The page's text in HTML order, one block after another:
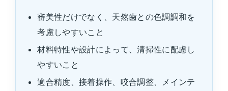
審美性だけでなく、天然歯との色調調和を
考慮しやすいこと
材料特性や設計によって、清掃性に配慮し
やすいこと
適合精度、接着操作、咬合調整、メインテ